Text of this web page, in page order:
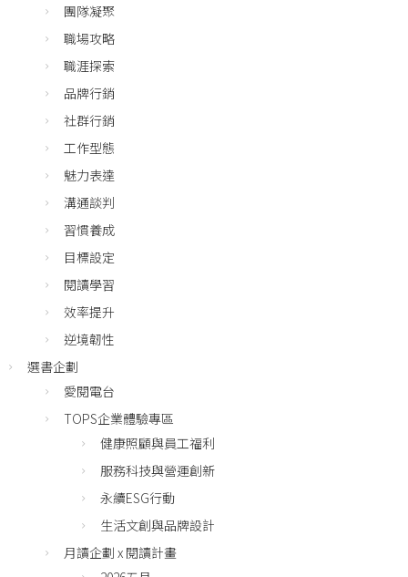
團隊凝聚
職場攻略
職涯探索
品牌行銷
社群行銷
工作型態
魅力表達
溝通談判
習慣養成
目標設定
閱讀學習
效率提升
逆境韌性
選書企劃
愛閱電台
TOPS企業體驗專區
健康照顧與員工福利
服務科技與營運創新
永續ESG行動
生活文創與品牌設計
月讀企劃 x 閱讀計畫